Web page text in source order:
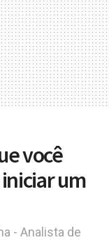
você
um
- Analista de